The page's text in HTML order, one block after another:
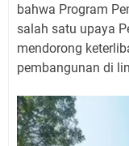
bahwa Program
salah satu upaya
mendorong
pembangunan di